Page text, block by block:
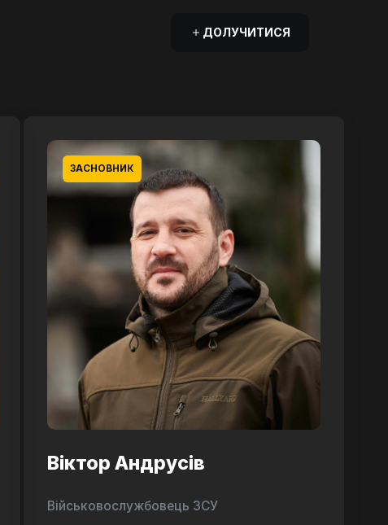
ДОЛУЧИТИСЯ
ЗАСНОВНИК
Віктор Андрусів
Військовослужбовець ЗСУ